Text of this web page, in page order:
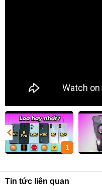
1
Tin tức liên quan